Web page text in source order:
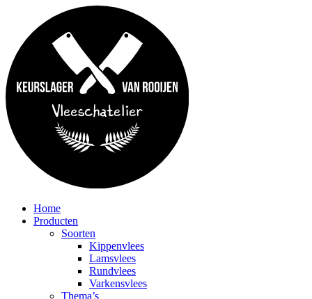
Home
Producten
Soorten
Kippenvlees
Lamsvlees
Rundvlees
Varkensvlees
Thema’s